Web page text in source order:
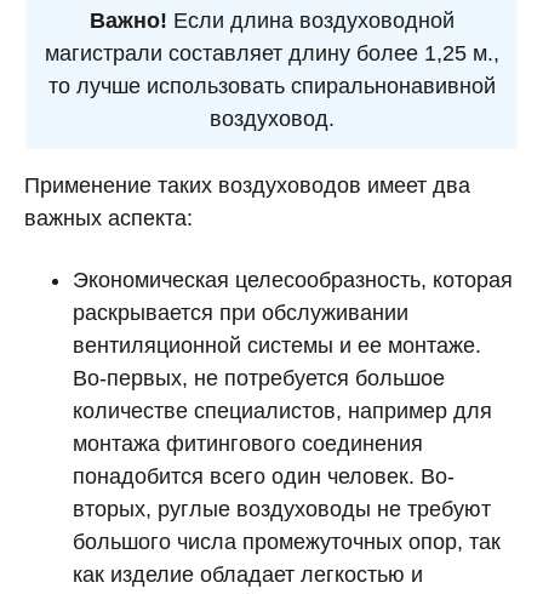
Важно! Если длина воздуховодной
магистрали составляет длину более 1,25 м.,
то лучше использовать спиральнонавивной
воздуховод.
Применение таких воздуховодов имеет два
важных аспекта:
Экономическая целесообразность, которая
раскрывается при обслуживании
вентиляционной системы и ее монтаже.
Во-первых, не потребуется большое
количестве специалистов, например для
монтажа фитингового соединения
понадобится всего один человек. Во-
вторых, руглые воздуховоды не требуют
большого числа промежуточных опор, так
как изделие обладает легкостью и